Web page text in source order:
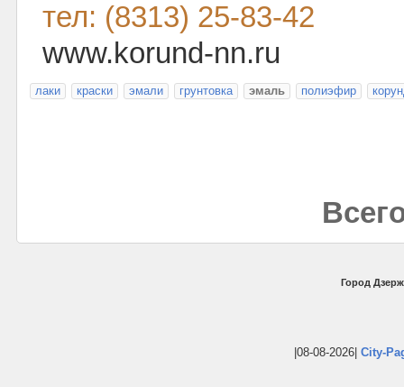
тел: (8313) 25-83-42
www.korund-nn.ru
лаки краски эмали грунтовка эмаль полиэфир
Город
|08-08-2026| City-